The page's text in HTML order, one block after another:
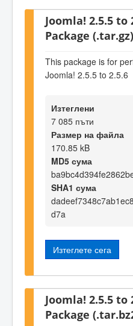
Joomla! 2.5.5 to
Package (.tar.gz)
This package is for
Joomla! 2.5.5 to 2.5.6
Изтеглени
7 085 пъти
Размер на файла
170.85 kB
MD5 сума
SHA1 сума
d7a
Изтеглете сега
Joomla! 2.5.5 to
Package